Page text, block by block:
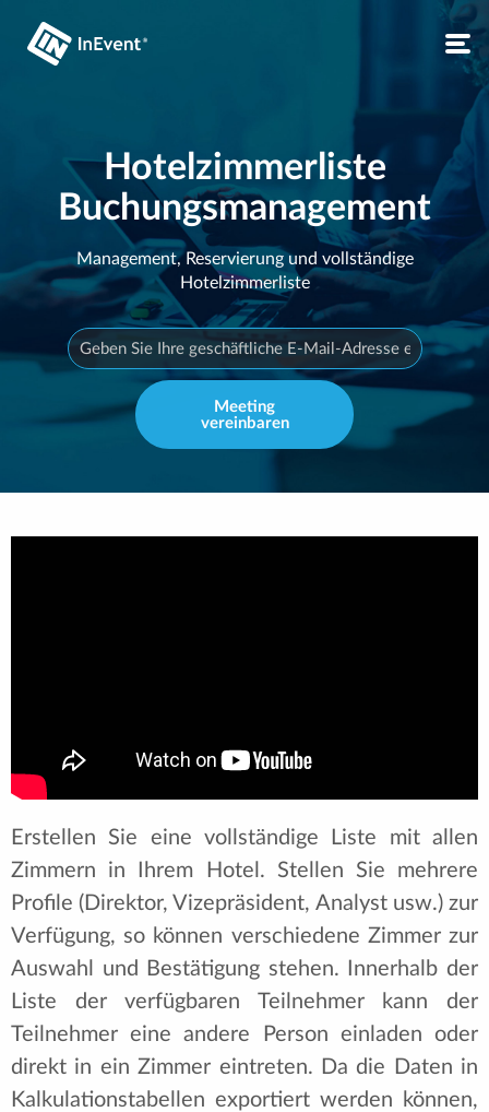
Hotelzimmerliste
Buchungsmanagement
Management, Reservierung und vollständige
Hotelzimmerliste
Meeting
vereinbaren
Erstellen Sie eine vollständige Liste mit allen
Zimmern in Ihrem Hotel. Stellen Sie mehrere
Profile (Direktor, Vizepräsident, Analyst usw.) zur
Verfügung, so können verschiedene Zimmer zur
Auswahl und Bestätigung stehen. Innerhalb der
Liste der verfügbaren Teilnehmer kann der
Teilnehmer eine andere Person einladen oder
direkt in ein Zimmer eintreten. Da die Daten in
Kalkulationstabellen exportiert werden können,